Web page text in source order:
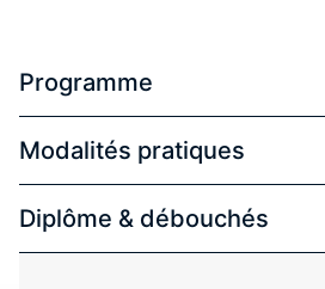
Programme
Modalités pratiques
Diplôme & débouchés